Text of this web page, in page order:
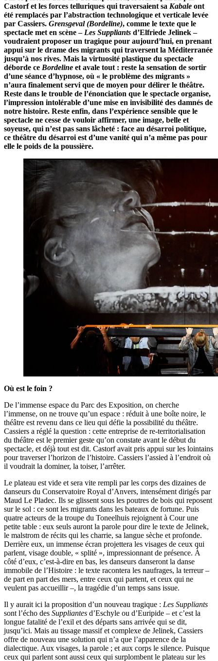
Castorf et les forces telluriques qui traversaient sa Kabale ont
été remplacés par l’abstraction technologique et verticale levée
par Cassiers. Grensgeval (Bordeline), comme le texte que le
spectacle met en scène – Les Suppliants d’Elfriede Jelinek –
voudraient proposer un tragique pour aujourd’hui, en prenant
appui sur le drame des migrants qui traversent la Méditerranée
jusqu’à nos rives. Mais la virtuosité plastique du spectacle
déborde ce Bordeline et avale tout : reste la sensation de sortir
d’une séance d’hypnose, où « le problème des migrants »
n’aura finalement servi que de moyen pour délirer le théâtre.
Reste dans le trouble de l’énonciation que le spectacle organise,
l’impression intolérable d’une mise en invisibilité des damnés de
notre histoire. Reste enfin, dans l’expérience sensible que le
spectacle ne cesse de vouloir affirmer, une image, belle et
soyeuse, qui n’est pas sans lâcheté : face au désarroi politique,
ce théâtre du désarroi est d’une vanité qui n’a même pas pour
elle le poids de la poussière.
Où est le foin ?
De l’immense espace du Parc des Exposition, on cherche
l’immense, on ne trouve qu’un espace : réduit à une boîte noire, le
théâtre est revenu dans ce lieu qui défie la possibilité du théâtre.
Cassiers a réglé la question : cette entreprise de re-territorialisation
du théâtre est le premier geste qu’on constate avant le début du
spectacle, et déjà tout est dit. Castorf avait pris appui sur les lointains
pour traverser l’horizon de l’histoire. Cassiers l’assied à l’endroit où
il voudrait la dominer, la toiser, l’arrêter.
Le plateau est vide et sera vite rempli par les corps des dizaines de
danseurs du Conservatoire Royal d’Anvers, intensément dirigés par
Maud Le Pladec. Ils se glissent sous les poutres de bois qui reposent
sur le sol : ce sont les migrants dans les bateaux de fortune. Puis
quatre acteurs de la troupe du Toneelhuis rejoignent à Cour une
petite table : eux seuls auront la parole pour dire le texte de Jelinek,
le malstrom de récits qui les charrie, sa langue sèche et profonde.
Derrière eux, un immense écran projettera les visages de ceux qui
parlent, visage double, « splité », impressionnant de présence. À
côté d’eux, c’est-à-dire en bas, les danseurs danseront la danse
immobile de l’Histoire : le texte racontera les naufrages, la terreur –
de part en part des mers, entre ceux qui partent, et ceux qui ne
veulent pas accueillir –, la tragédie d’un temps sans issue.
Il y aurait ici la proposition d’un nouveau tragique : Les Suppliants
sont l’écho des Suppliantes d’Eschyle ou d’Euripide – et c’est la
longue fatalité de l’exil et des départs sans arrivée qui se dit,
jusqu’ici. Mais au tissage massif et complexe de Jelinek, Cassiers
offre de nouveau une solution qui n’a que l’apparence de la
dialectique. Aux visages, la parole ; et aux corps le silence. Puisque
ceux qui parlent sont aussi ceux qui surplombent le plateau sur les